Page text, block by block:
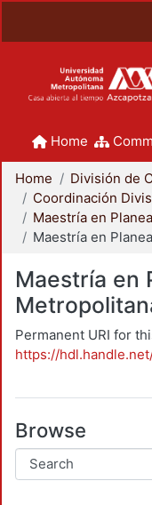
Home
Home
Maestría en
Permanent URI for
https://
Browse